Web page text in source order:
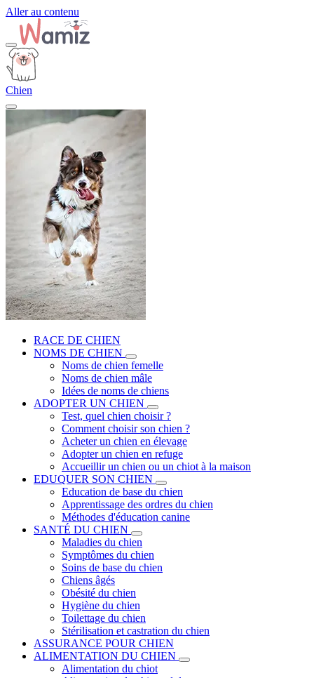
Aller au contenu
Chien
RACE DE CHIEN
NOMS DE CHIEN
Noms de chien femelle
Noms de chien mâle
Idées de noms de chiens
ADOPTER UN CHIEN
Test, quel chien choisir ?
Comment choisir son chien ?
Acheter un chien en élevage
Adopter un chien en refuge
Accueillir un chien ou un chiot à la maison
EDUQUER SON CHIEN
Education de base du chien
Apprentissage des ordres du chien
Méthodes d'éducation canine
SANTÉ DU CHIEN
Maladies du chien
Symptômes du chien
Soins de base du chien
Chiens âgés
Obésité du chien
Hygiène du chien
Toilettage du chien
Stérilisation et castration du chien
ASSURANCE POUR CHIEN
ALIMENTATION DU CHIEN
Alimentation du chiot